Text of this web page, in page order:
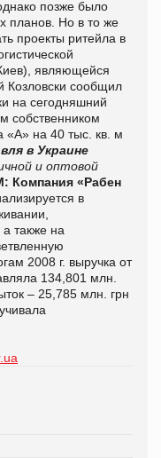
позже было
планов. Но в то же
проекты ритейла в
являющейся
Козловски сообщил
на сегодняшний
собственником
«А» на 40 тыс. кв. м
в Украине
и оптовой
Компания «Рабен
в
также на
2008 г. выручка от
134,801 млн.
– 25,785 млн. грн